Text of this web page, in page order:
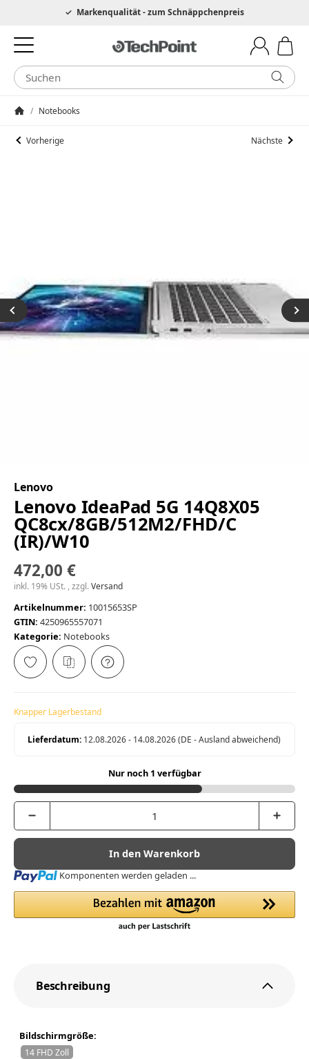
Hotline 0049 6205 3079975Markenqualität - zum Schnäppchenpreis
/ Notebooks
Vorherige Nächste
Lenovo
Lenovo IdeaPad 5G 14Q8X05
QC8cx/8GB/512M2/FHD/C
(IR)/W10
472,00 €
inkl. 19% USt. , zzgl.Versand
Artikelnummer: 10015653SP
GTIN: 4250965557071
Kategorie: Notebooks
Knapper Lagerbestand
Lieferdatum: 12.08.2026 - 14.08.2026(DE - Ausland abweichend)
Nur noch 1 verfügbar
In den Warenkorb
Loading... Komponenten werden geladen ...
Beschreibung
Bildschirmgröße:
14 FHD Zoll